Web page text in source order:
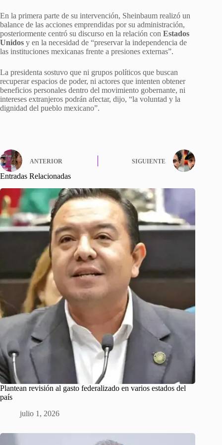
En la primera parte de su intervención, Sheinbaum realizó un
balance de las acciones emprendidas por su administración,
posteriormente centró su discurso en la relación con Estados
Unidos y en la necesidad de “preservar la independencia de
las instituciones mexicanas frente a presiones externas”.
La presidenta sostuvo que ni grupos políticos que buscan
recuperar espacios de poder, ni actores que intenten obtener
beneficios personales dentro del movimiento gobernante, ni
intereses extranjeros podrán afectar, dijo, “la voluntad y la
dignidad del pueblo mexicano”.
ANTERIOR SIGUIENTE
Entradas Relacionadas
Plantean revisión al gasto federalizado en varios estados del
país
julio 1, 2026